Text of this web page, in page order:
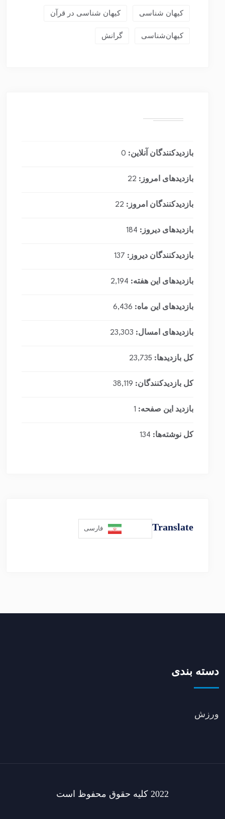
کیهان شناسی کیهان شناسی در قرآن
کیهان‌شناسی گرانش
بازدیدکنندگان آنلاین: 0
بازدیدهای امروز: 22
بازدیدکنندگان امروز: 22
بازدیدهای دیروز: 184
بازدیدکنندگان دیروز: 137
بازدیدهای این هفته: 2,194
بازدیدهای این ماه: 6,436
بازدیدهای امسال: 23,303
کل بازدیدها: 23,735
کل بازدیدکنند‌گان: 38,119
بازدید این صفحه: 1
کل نوشته‌ها: 134
Translate فارسی
دسته بندی
ورزش
2022 کلیه حقوق محفوظ است